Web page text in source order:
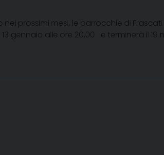
prossimi mesi, le parrocchie di Frascati
gennaio alle ore 20,00 e terminerà il 19